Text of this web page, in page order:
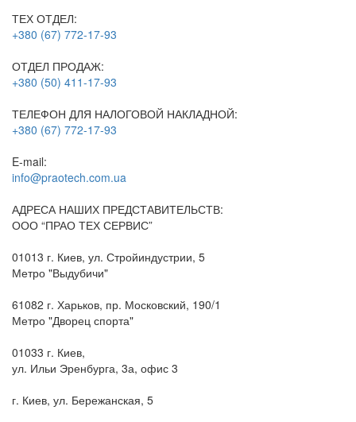
ТЕХ ОТДЕЛ:
+380 (67) 772-17-93
ОТДЕЛ ПРОДАЖ:
+380 (50) 411-17-93
ТЕЛЕФОН ДЛЯ НАЛОГОВОЙ НАКЛАДНОЙ:
+380 (67) 772-17-93
E-mail:
info@praotech.com.ua
АДРЕСА НАШИХ ПРЕДСТАВИТЕЛЬСТВ:
ООО “ПРАО ТЕХ СЕРВИС”
01013 г. Киев, ул. Стройиндустрии, 5
Метро "Выдубичи"
61082 г. Харьков, пр. Московский, 190/1
Метро "Дворец спорта"
01033 г. Киев,
ул. Ильи Эренбурга, 3а, офис 3
г. Киев, ул. Бережанская, 5